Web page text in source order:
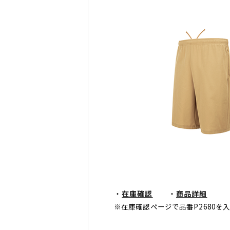
・在庫確認 ・ 商品詳細
※在庫確認ページで品番P2680を入